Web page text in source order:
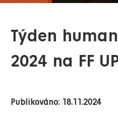
Týden
2024 na FF
Publikováno: 18.11.2024